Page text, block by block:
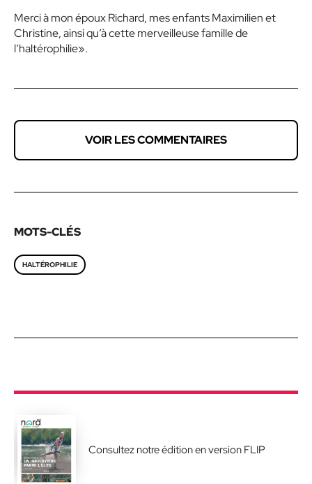
Merci à mon époux Richard, mes enfants Maximilien et
Christine, ainsi qu’à cette merveilleuse famille de
l’haltérophilie».
VOIR LES COMMENTAIRES
MOTS-CLÉS
HALTÉROPHILIE
Consultez notre édition en version FLIP